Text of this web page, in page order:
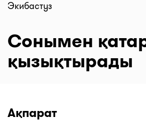
Экибастуз
Сонымен қатар
қызықтырады
Ақпарат